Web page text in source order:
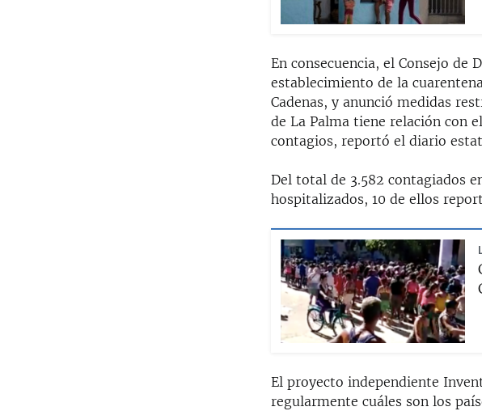
En consecuencia, el Consejo de
establecimiento de la
Cadenas, y anunció medidas
de La Palma tiene relación con
contagios, reportó el diario
Del total de 3.582 contagiados
hospitalizados, 10 de ellos
El proyecto independiente
regularmente cuáles son los